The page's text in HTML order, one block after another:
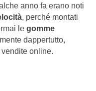
anno fa erano noti
, perché montati
le gomme
dappertutto,
online.